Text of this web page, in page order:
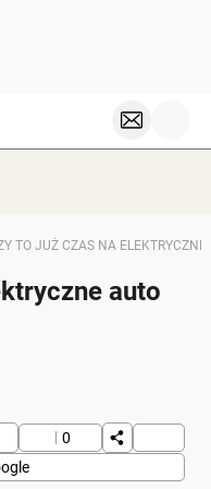
TO JUŻ CZAS NA
auto
0